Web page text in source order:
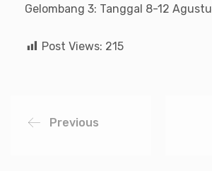
Gelombang 3: Tanggal 8-12
Post Views: 215
Previous